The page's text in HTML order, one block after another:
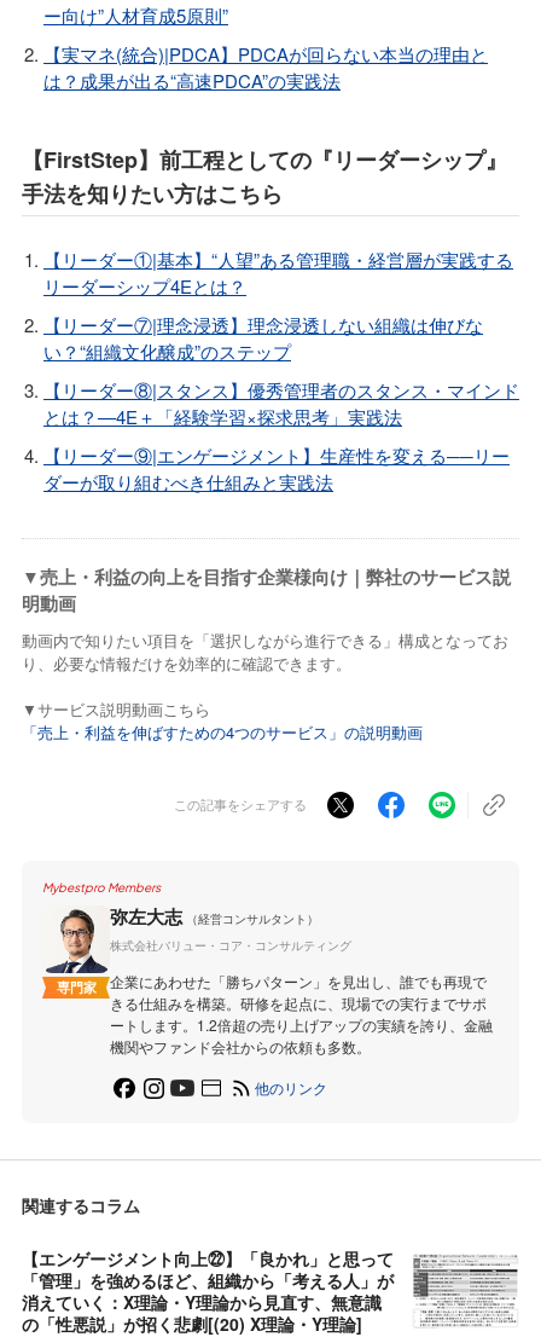
ー向け”人材育成5原則”
【実マネ(統合)|PDCA】PDCAが回らない本当の理由と
は？成果が出る“高速PDCA”の実践法
【FirstStep】前工程としての『リーダーシップ』
手法を知りたい方はこちら
【リーダー①|基本】“人望”ある管理職・経営層が実践する
リーダーシップ4Eとは？
【リーダー⑦|理念浸透】理念浸透しない組織は伸びな
い？“組織文化醸成”のステップ
【リーダー⑧|スタンス】優秀管理者のスタンス・マインド
とは？—4E＋「経験学習×探求思考」実践法
【リーダー⑨|エンゲージメント】生産性を変える──リー
ダーが取り組むべき仕組みと実践法
▼売上・利益の向上を目指す企業様向け｜弊社のサービス説
明動画
動画内で知りたい項目を「選択しながら進行できる」構成となってお
り、必要な情報だけを効率的に確認できます。
▼サービス説明動画こちら
「売上・利益を伸ばすための4つのサービス」の説明動画
この記事をシェアする
Mybestpro Members
専門家
弥左大志
（経営コンサルタント）
株式会社バリュー・コア・コンサルティング
企業にあわせた「勝ちパターン」を見出し、誰でも再現で
きる仕組みを構築。研修を起点に、現場での実行までサポ
ートします。1.2倍超の売り上げアップの実績を誇り、金融
機関やファンド会社からの依頼も多数。
他のリンク
関連するコラム
【エンゲージメント向上㉒】「良かれ」と思って
「管理」を強めるほど、組織から「考える人」が
消えていく：X理論・Y理論から見直す、無意識
の「性悪説」が招く悲劇[(20) X理論・Y理論]